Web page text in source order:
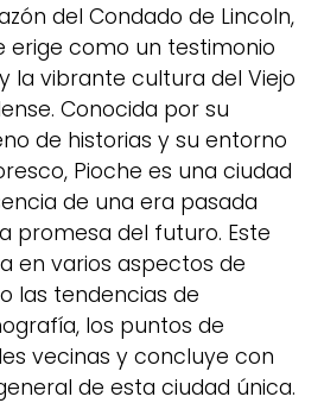
del Condado de Lincoln,
erige como un testimonio
la vibrante cultura del Viejo
Conocida por su
de historias y su entorno
Pioche es una ciudad
de una era pasada
promesa del futuro. Este
en varios aspectos de
las tendencias de
los puntos de
vecinas y concluye con
de esta ciudad única.